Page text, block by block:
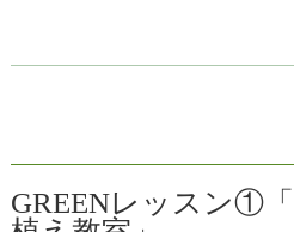
GREENレッスン①